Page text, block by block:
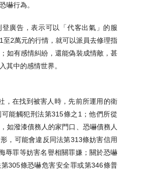
嚇行為。
登廣告，表示可以「代客出氣」的服
至2萬元的行情，就可以派員去修理指
如有感情糾紛，還能偽裝成情敵，甚
其中的感情世界。
，在找到被害人時，先前所運用的衛
能觸犯刑法第315條之1；他們所從
如潑漆債務人的家門口、恐嚇債務人
，可能會違反同法第313條妨害信用
辱罪等妨害名譽相關罪嫌；關於恐嚇
305條恐嚇危害安全罪或第346條普